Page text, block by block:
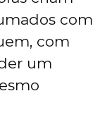
com
com
um